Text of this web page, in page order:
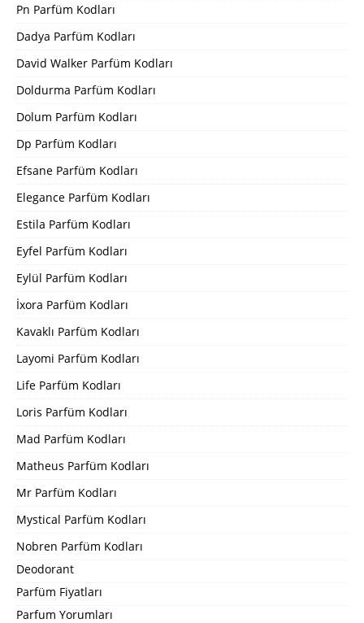
Pn Parfüm Kodları
Dadya Parfüm Kodları
David Walker Parfüm Kodları
Doldurma Parfüm Kodları
Dolum Parfüm Kodları
Dp Parfüm Kodları
Efsane Parfüm Kodları
Elegance Parfüm Kodları
Estila Parfüm Kodları
Eyfel Parfüm Kodları
Eylül Parfüm Kodları
İxora Parfüm Kodları
Kavaklı Parfüm Kodları
Layomi Parfüm Kodları
Life Parfüm Kodları
Loris Parfüm Kodları
Mad Parfüm Kodları
Matheus Parfüm Kodları
Mr Parfüm Kodları
Mystical Parfüm Kodları
Nobren Parfüm Kodları
Deodorant
Parfüm Fiyatları
Parfum Yorumları